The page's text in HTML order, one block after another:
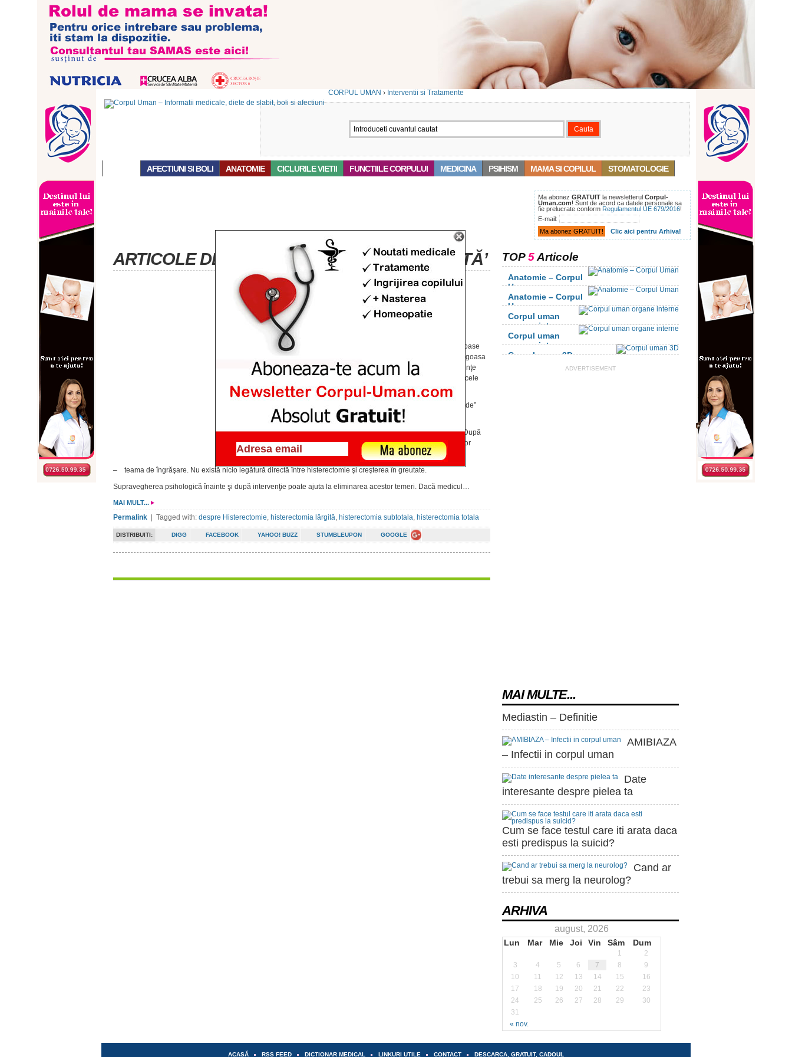
CORPUL UMAN › Interventii si Tratamente
AFECTIUNI SI BOLI ANATOMIE CICLURILE VIETII FUNCTIILE CORPULUI MEDICINA PSIHISM MAMA SI COPILUL STOMATOLOGIE
Ma abonez GRATUIT la newsletterul Corpul-
Uman.com! Sunt de acord ca datele personale sa
fie prelucrate conform Regulamentul UE 679/2016!
E-mail:
Clic aici pentru Arhiva!
ARTICOLE DESPRE ‘HISTERECTOMIA LĂRGITĂ’
Despre Histerectomie
Publicat pe 27 feb. 2013 at 5:10am
Consecinte psihologice
absenta a dorinfei sex­uale. Daca nu au fost scoase
ovarele, aceste reacţii reprezintă mai mult o angoasa
legata de efectele histerectomiei decât consecinţe
fizice sau hormonale ale intervenţiei. Temerile cele
mai frecvente sunt:
– teama de a îmbătrâni rapid sau de a-şi „pierde”
feminitatea;
– teama de a nu mai avea plăcere sexuala. Dupâ
perioada de convalescentă, majoritatea femeilor
trăiesc aceeaşi plăcere sexuală ca înainte;
– teama de îngrăşare. Nu există nicio legătură directă între histe­rectomie şi creşterea în greutate.
Supravegherea psihologică înainte şi după intervenţie poate ajuta la eliminarea acestor temeri. Dacă medicul…
MAI MULT...
Permalink | Tagged with: despre Histerectomie, histerectomia lărgită, histerectomia subtotala, histerectomia totala
DISTRIBUITI: DIGG FACEBOOK YAHOO! BUZZ STUMBLEUPON GOOGLE
TOP5Articole
Anatomie – Corpul
Uman
Anatomie – Corpul
Uman
Corpul uman
organe interne
Corpul uman
organe interne
Corpul uman 3D
ADVERTISEMENT
MAI MULTE...
Mediastin – Definitie
AMIBIAZA
– Infectii in corpul uman
Date
interesante despre pielea ta
Cum se face testul care iti arata daca
esti predispus la suicid?
Cand ar
trebui sa merg la neurolog?
ARHIVA
august, 2026
Lun Mar Mie Joi Vin Sâm Dum
« nov.
1
2
3
4 5 6 7 8
9
10
11 12 13 14 15
16
17
18 19 20 21 22
23
24
25 26 27 28 29
30
31
ACASĂ RSS FEED DICTIONAR MEDICAL LINKURI UTILE CONTACT DESCARCA, GRATUIT, CADOUL